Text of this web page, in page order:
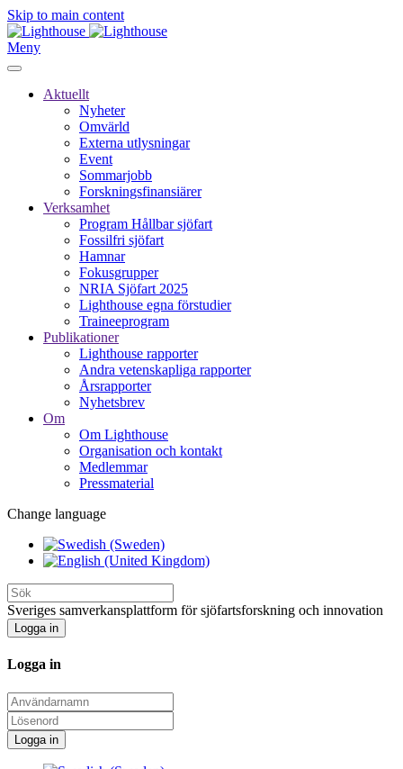
Skip to main content
Meny
Aktuellt
Nyheter
Omvärld
Externa utlysningar
Event
Sommarjobb
Forskningsfinansiärer
Verksamhet
Program Hållbar sjöfart
Fossilfri sjöfart
Hamnar
Fokusgrupper
NRIA Sjöfart 2025
Lighthouse egna förstudier
Traineeprogram
Publikationer
Lighthouse rapporter
Andra vetenskapliga rapporter
Årsrapporter
Nyhetsbrev
Om
Om Lighthouse
Organisation och kontakt
Medlemmar
Pressmaterial
Change language
Sveriges samverkansplattform för sjöfartsforskning och innovation
Logga in
Logga in
Logga in